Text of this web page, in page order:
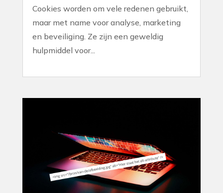
Cookies worden om vele redenen gebruikt,
maar met name voor analyse, marketing
en beveiliging. Ze zijn een geweldig
hulpmiddel voor...